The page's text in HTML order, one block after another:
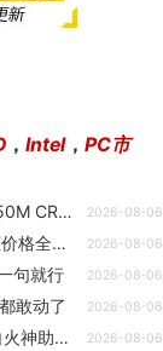
， Intel， PC市
铭瑄正式推出“偶像瑷珈”主题主板 MS-iCraft B850M CROSS，标价 1299 元 2026-08-06
DIY装机再无翻身可能！8月起英特尔、AMD主板价格全系上调 2026-08-06
句就行 2026-08-06
敢动了 2026-08-06
国产颗粒DDR5冲上8800MT/s！七彩虹X870E白火神助力创下新纪录 2026-08-06